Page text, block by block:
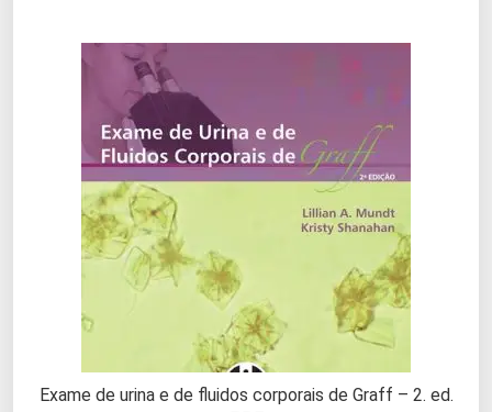
Exame de urina e de fluidos corporais de Graff – 2. ed.